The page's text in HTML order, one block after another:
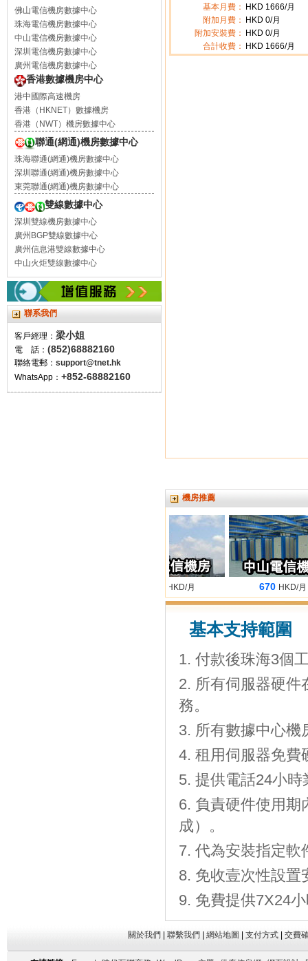
佛山電信機房數據中心
珠海電信機房數據中心
中山電信機房數據中心
深圳電信機房數據中心
廣州電信機房數據中心
香港數據機房中心
港中國際高速機房
香港（HKNET）數據機房
香港（NWT）機房數據中心
聯通(網通)機房數據中心
珠海聯通(網通)機房數據中心
深圳聯通(網通)機房數據中心
東莞聯通(網通)機房數據中心
雙線數據中心
深圳雙線機房數據中心
廣州BGP雙線數據中心
廣州信息港雙線數據中心
中山火炬雙線數據中心
聯系我們
客戶經理： 梁小姐
電 話： (852)68882160
聯絡電郵： support@tnet.hk
WhatsApp： +852-68882160
基本月費： HKD 1666/月
附加月費：
HKD 0/月
附加安裝費：
HKD 0/月
合計收費：
HKD 1666/月
機房推薦
HKD/月 670HKD/月
基本支持範圍
付款後珠海3個
所有伺服器硬件
務。
所有數據中心機
租用伺服器免費
提供電話24小時
負責硬件使用期
成）。
代為安裝指定軟
免收壹次性設置
免費提供7X24
關於我們 聯繫我們 網站地圖 支付方式| 交費